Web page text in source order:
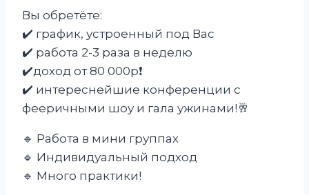
Вы обретёте:
✔️ график, устроенный под Вас
✔️ работа 2-3 раза в неделю
✔️доход от 80 000р❗️
✔️ интереснейшие конференции с
фееричными шоу и гала ужинами!🥂
🔹️ Работа в мини группах
🔹️ Индивидуальный подход
🔹️ Много практики!